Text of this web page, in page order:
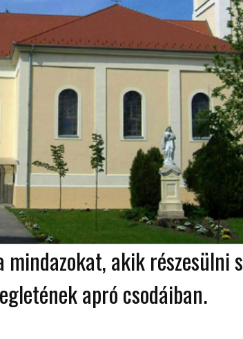
akik részesülni
apró csodáiban.